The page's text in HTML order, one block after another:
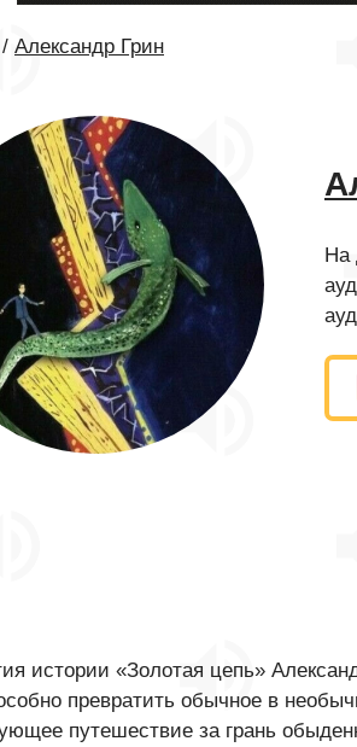
/ Александр Грин
На
истории «Золотая цепь»
превратить обычное в
путешествие за грань